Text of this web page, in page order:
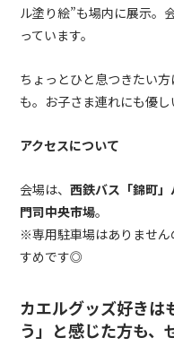
ル塗り絵”も場内に展示。
っています。
ちょっとひと息つきたい
も。お子さま連れにも優
アクセスについて
会場は、西鉄バス「錦町
門司中央市場。
※専用駐車場はありません
すめです◎
カエルグッズ好きは
う」と感じた方も、